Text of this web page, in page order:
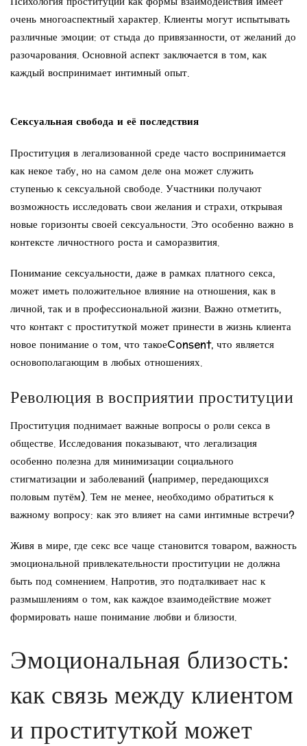
очень многоаспектный характер. Клиенты могут испытывать
различные эмоции: от стыда до привязанности, от желаний до
разочарования. Основной аспект заключается в том, как
каждый воспринимает интимный опыт.
Сексуальная свобода и её последствия
Проституция в легализованной среде часто воспринимается
как некое табу, но на самом деле она может служить
ступенью к сексуальной свободе. Участники получают
возможность исследовать свои желания и страхи, открывая
новые горизонты своей сексуальности. Это особенно важно в
контексте личностного роста и саморазвития.
Понимание сексуальности, даже в рамках платного секса,
может иметь положительное влияние на отношения, как в
личной, так и в профессиональной жизни. Важно отметить,
что контакт с проституткой может принести в жизнь клиента
новое понимание о том, что такоеConsent, что является
основополагающим в любых отношениях.
Революция в восприятии проституции
Проституция поднимает важные вопросы о роли секса в
обществе. Исследования показывают, что легализация
особенно полезна для минимизации социального
стигматизации и заболеваний (например, передающихся
половым путём). Тем не менее, необходимо обратиться к
важному вопросу: как это влияет на сами интимные встречи?
Живя в мире, где секс все чаще становится товаром, важность
эмоциональной привлекательности проституции не должна
быть под сомнением. Напротив, это подталкивает нас к
размышлениям о том, как каждое взаимодействие может
формировать наше понимание любви и близости.
Эмоциональная близость:
как связь между клиентом
и проституткой может